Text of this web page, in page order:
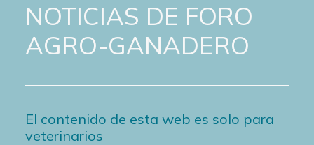
NOTICIAS DE FORO
AGRO-GANADERO
El contenido de esta web es solo para
veterinarios